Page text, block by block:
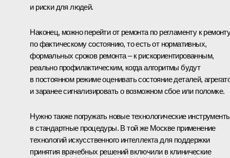
и риски для людей.
Наконец, можно перейти от ремонта по регламенту к
по фактическому состоянию, то есть от нормативных,
формальных сроков ремонта – к рискориентированным,
реально профилактическим, когда алгоритмы будут
в постоянном режиме оценивать состояние деталей,
и заранее сигнализировать о возможном сбое или поломке.
Нужно также погружать новые технологические
в стандартные процедуры. В той же Москве применение
технологий искусственного интеллекта для поддержки
принятия врачебных решений включили в клинические